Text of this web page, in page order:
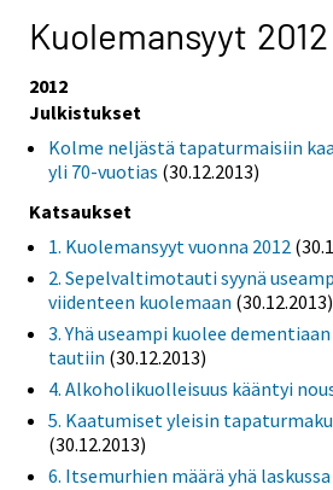
Kuolemansyyt 2012
2012
Julkistukset
Kolme neljästä tapaturmaisiin
yli 70-vuotias (30.12.2013)
Katsaukset
1. Kuolemansyyt vuonna 2012
2. Sepelvaltimotauti syynä
viidenteen kuolemaan (30.12.2013)
3. Yhä useampi kuolee
tautiin (30.12.2013)
4. Alkoholikuolleisuus kääntyi
5. Kaatumiset yleisin
(30.12.2013)
6. Itsemurhien määrä yhä laskussa